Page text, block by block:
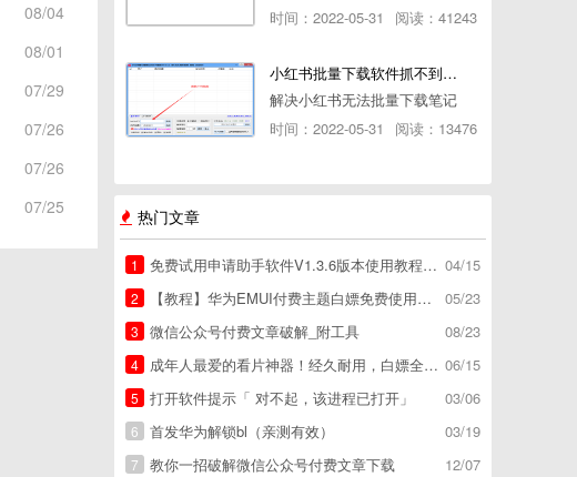
08/04
08/01
07/29
07/26
07/26
07/25
时间：2022-05-31
阅读：41243
小红书批量下载软件抓不到authorId如何解决
解决小红书无法批量下载笔记
时间：2022-05-31
阅读：13476
热门文章
04/15
1
免费试用申请助手软件V1.3.6版本使用教程，免费领空调冰箱，附下载地址
05/23
2
【教程】华为EMUI付费主题白嫖免费使用方法。
08/23
3
微信公众号付费文章破解_附工具
06/15
4
成年人最爱的看片神器！经久耐用，白嫖全网资源
03/06
5
打开软件提示「 对不起，该进程已打开」
03/19
6
首发华为解锁bl（亲测有效）
12/07
7
教你一招破解微信公众号付费文章下载